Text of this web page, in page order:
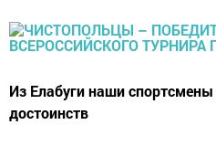
Из Елабуги наши
достоинств